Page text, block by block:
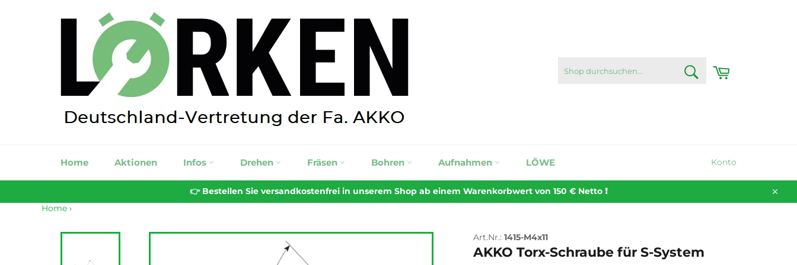
DURCHSUCHEN...
Home Aktionen Infos Drehen Fräsen Bohren Aufnahmen LÖWE Konto
👉 Bestellen Sie versandkostenfrei in unserem Shop ab einem Warenkorbwert von 150 € Netto ❗️
Home ›
Art.Nr.: 1415-M4x11
AKKO Torx-Schraube für S-System